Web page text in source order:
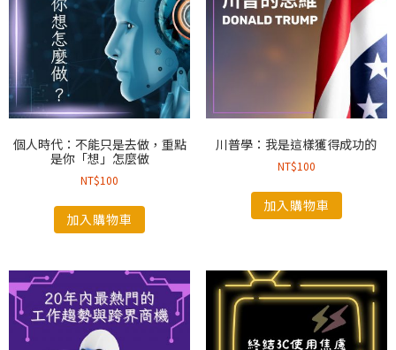
個人時代：不能只是去做，重點
是你「想」怎麼做
NT$100
加入購物車
川普學：我是這樣獲得成功的
NT$100
加入購物車